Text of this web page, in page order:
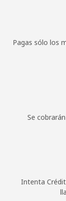
Pagas sólo los
Se
Intenta